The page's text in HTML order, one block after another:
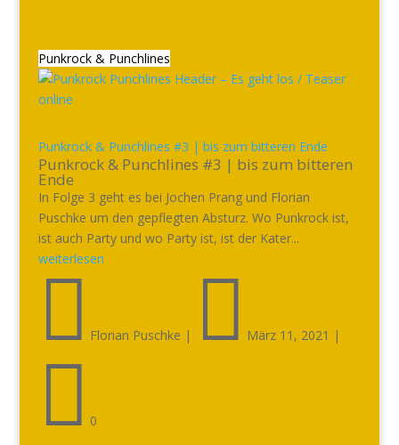
Punkrock & Punchlines
Punkrock & Punchlines #3 | bis zum bitteren Ende
Punkrock & Punchlines #3 | bis zum bitteren
Ende
In Folge 3 geht es bei Jochen Prang und Florian
Puschke um den gepflegten Absturz. Wo Punkrock ist,
ist auch Party und wo Party ist, ist der Kater...
weiterlesen
 Florian Puschke |  März 11, 2021 |
 0